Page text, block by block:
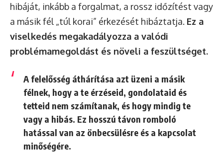
hibáját, inkább a forgalmat, a rossz időzítést vagy
a másik fél „túl korai” érkezését hibáztatja. Ez a
viselkedés megakadályozza a valódi
problémamegoldást és növeli a feszültséget.
A felelősség áthárítása azt üzeni a másik
félnek, hogy a te érzéseid, gondolataid és
tetteid nem számítanak, és hogy mindig te
vagy a hibás. Ez hosszú távon romboló
hatással van az önbecsülésre és a kapcsolat
minőségére.